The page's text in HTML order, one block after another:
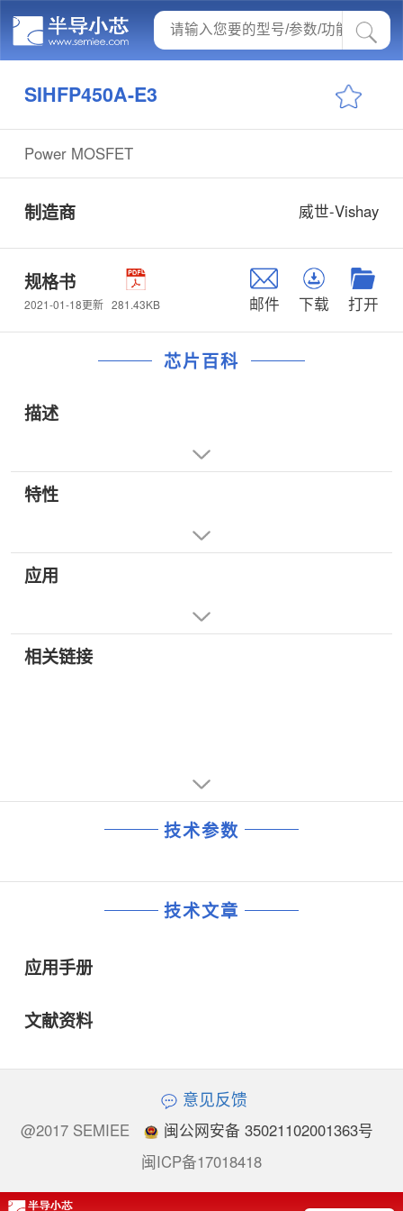
SIHFP450A-E3
Power MOSFET
制造商 威世-Vishay
规格书
2021-01-18更新 281.43KB 邮件 下载 打开
芯片百科
描述
特性
应用
相关链接
技术参数
技术文章
应用手册
文献资料
意见反馈
@2017 SEMIEE
闽公网安备 35021102001363号
闽ICP备17018418